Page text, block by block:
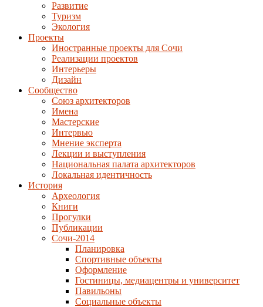
Развитие
Туризм
Экология
Проекты
Иностранные проекты для Сочи
Реализации проектов
Интерьеры
Дизайн
Сообщество
Союз архитекторов
Имена
Мастерские
Интервью
Мнение эксперта
Лекции и выступления
Национальная палата архитекторов
Локальная идентичность
История
Археология
Книги
Прогулки
Публикации
Сочи-2014
Планировка
Спортивные объекты
Оформление
Гостиницы, медиацентры и университет
Павильоны
Социальные объекты